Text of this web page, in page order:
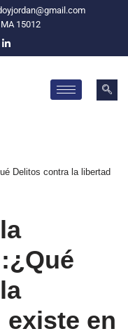
15012
Delitos contra la libertad
en